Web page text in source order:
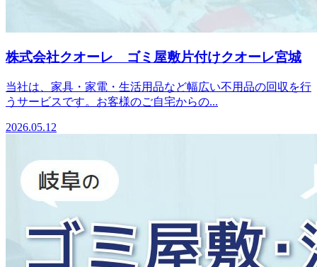
株式会社クオーレ ゴミ屋敷片付けクオーレ宮城
当社は、家具・家電・生活用品など幅広い不用品の回収を行
うサービスです。お客様のご自宅からの...
2026.05.12